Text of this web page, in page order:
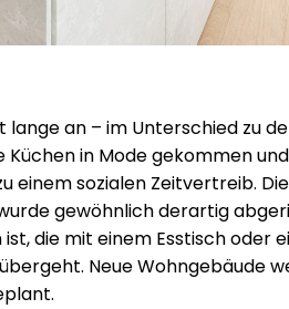
an – im Unterschied zu
in Mode gekommen
einem sozialen Zeitvertreib. Die
gewöhnlich derartig
die mit einem Esstisch oder
Neue Wohngebäude